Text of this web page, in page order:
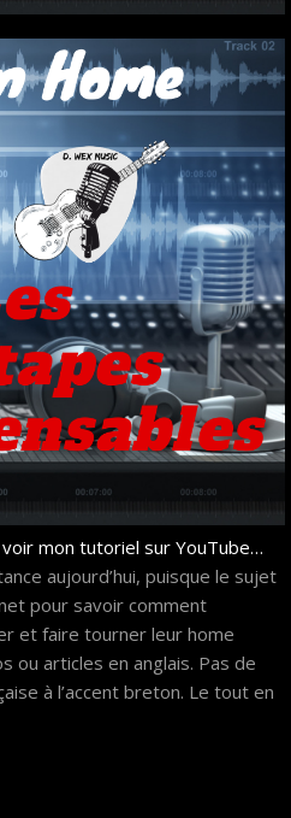
mon tutoriel sur YouTube…
aujourd’hui, puisque le sujet
pour savoir comment
et faire tourner leur home
ou articles en anglais. Pas de
à l’accent breton. Le tout en